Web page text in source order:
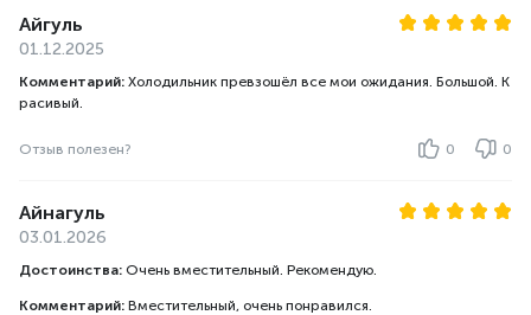
Айгуль
01.12.2025
Комментарий: Холодильник превзошёл все мои ожидания. Большой. К
расивый.
Отзыв полезен? 0 0
Айнагуль
03.01.2026
Достоинства: Очень вместительный. Рекомендую.
Комментарий: Вместительный, очень понравился.